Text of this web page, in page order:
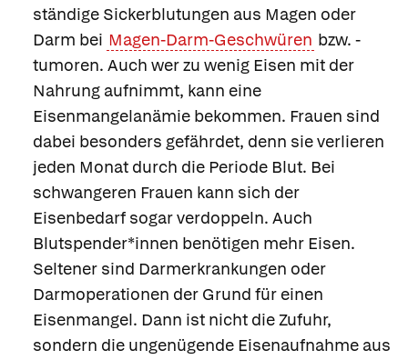
ständige Sickerblutungen aus Magen oder
Darm bei Magen-Darm-Geschwüren bzw. -
tumoren. Auch wer zu wenig Eisen mit der
Nahrung aufnimmt, kann eine
Eisenmangelanämie bekommen. Frauen sind
dabei besonders gefährdet, denn sie verlieren
jeden Monat durch die Periode Blut. Bei
schwangeren Frauen kann sich der
Eisenbedarf sogar verdoppeln. Auch
Blutspender*innen benötigen mehr Eisen.
Seltener sind Darmerkrankungen oder
Darmoperationen der Grund für einen
Eisenmangel. Dann ist nicht die Zufuhr,
sondern die ungenügende Eisenaufnahme aus